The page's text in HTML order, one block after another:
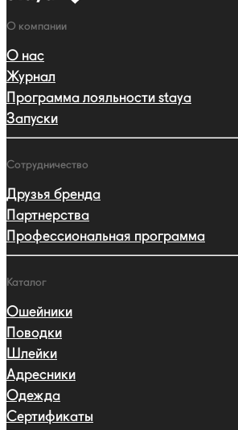
Навигация
О компании
О нас
Журнал
Программа лояльности staya
Запуски
Сотрудничество
Друзья бренда
Партнерства
Профессиональная программа
Каталог
Ошейники
Поводки
Шлейки
Адресники
Одежда
Сертификаты